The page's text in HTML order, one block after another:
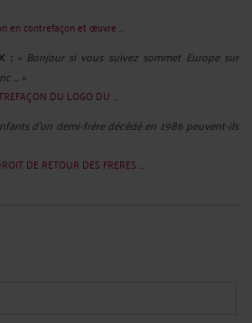
en contrefaçon et œuvre ...
: « Bonjour si vous suivez sommet Europe sur
... »
DU LOGO DU ...
d'un demi-frère décédé en 1986 peuvent-ils
DE RETOUR DES FRERES ...